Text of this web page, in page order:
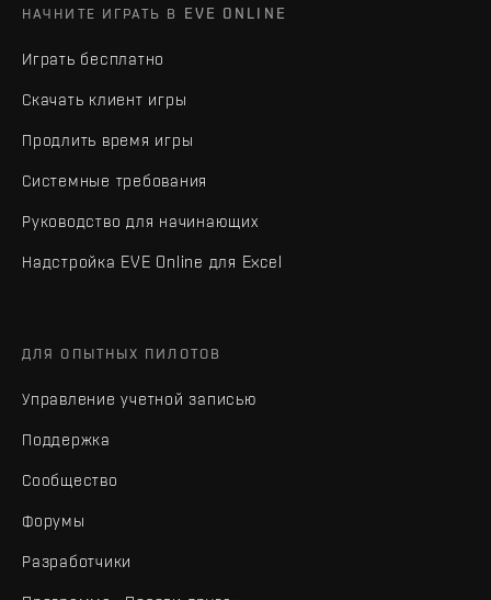
НАЧНИТЕ ИГРАТЬ В EVE ONLINE
Играть бесплатно
Скачать клиент игры
Продлить время игры
Системные требования
Руководство для начинающих
Надстройка EVE Online для Excel
ДЛЯ ОПЫТНЫХ ПИЛОТОВ
Управление учетной записью
Поддержка
Сообщество
Форумы
Разработчики